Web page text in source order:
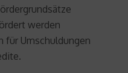
werden
für Umschuldungen